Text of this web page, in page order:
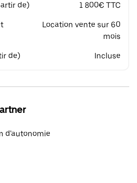
de) 1 800€ TTC
Location vente sur 60
mois
de) Incluse
d'autonomie